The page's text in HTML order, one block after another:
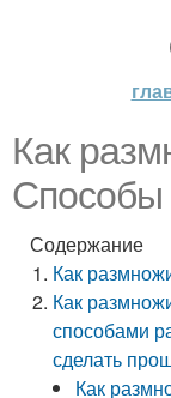
Как
Способы
Содержание
Как
Как
способами
сделать
Как